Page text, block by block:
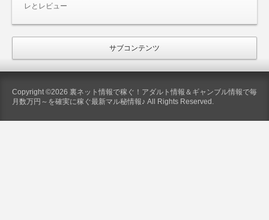
レとレビュー
サブコンテンツ
Copyright ©2026 裏ネット情報で稼ぐ！アダルト情報＆ギャンブル情報で毎
月数万円～を確実に稼ぐ最新マル秘情報♪ All Rights Reserved.